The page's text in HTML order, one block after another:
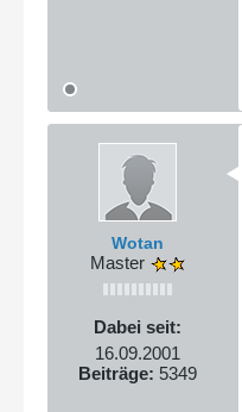
Wotan
Master
Dabei seit:
16.09.2001
Beiträge: 5349